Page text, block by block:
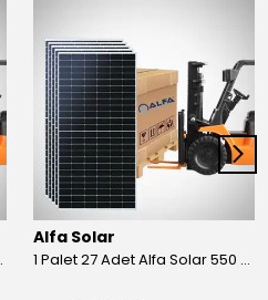
Paneli
Alfa Solar
1 Palet 27 Adet Alfa Solar 550 Wp Half-Cut Güneş Paneli